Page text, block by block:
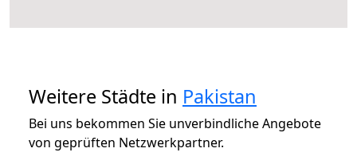
Weitere Städte in Pakistan
Bei uns bekommen Sie unverbindliche Angebote
von geprüften Netzwerkpartner.